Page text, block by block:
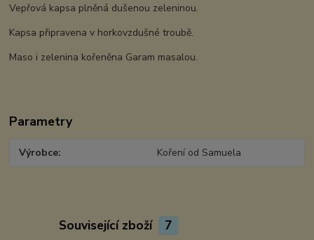
Vepřová kapsa plněná dušenou zeleninou.
Kapsa připravena v horkovzdušné troubě.
Maso i zelenina kořeněna Garam masalou.
Parametry
Výrobce Koření od Samuela
Související zboží 7